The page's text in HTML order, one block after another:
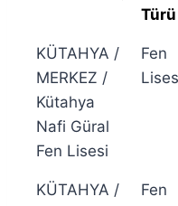
Türü
KÜTAHYA /
MERKEZ /
Kütahya
Nafi Güral
Fen Lisesi
Fen
KÜTAHYA /
Fen